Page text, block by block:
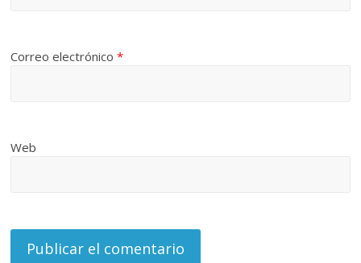
Correo electrónico*
Web